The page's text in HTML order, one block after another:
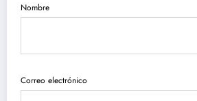
Nombre
Correo electrónico